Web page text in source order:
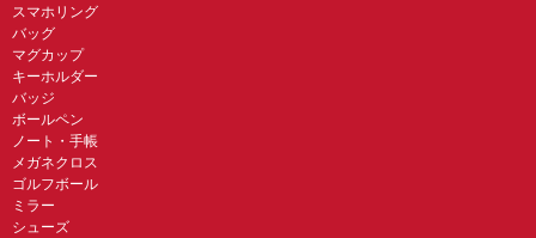
スマホリング
バッグ
マグカップ
キーホルダー
バッジ
ボールペン
ノート・手帳
メガネクロス
ゴルフボール
ミラー
シューズ